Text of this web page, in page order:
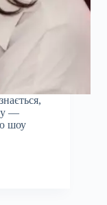
—
шоу